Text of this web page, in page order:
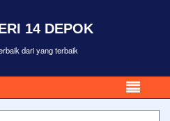
14 DEPOK
dari yang terbaik